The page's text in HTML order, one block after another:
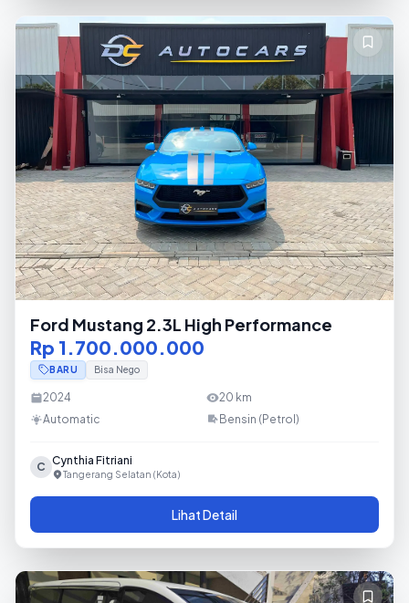
Ford Mustang 2.3L High Performance
Rp 1.700.000.000
BARU Bisa Nego
2024 20 km
Automatic
Bensin (Petrol)
C Cynthia Fitriani
Tangerang Selatan (Kota)
Lihat Detail